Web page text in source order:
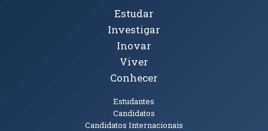
Tópicos Principais
Estudar
Investigar
Inovar
Viver
Conhecer
Estudantes
Candidatos
Candidatos Internacionais